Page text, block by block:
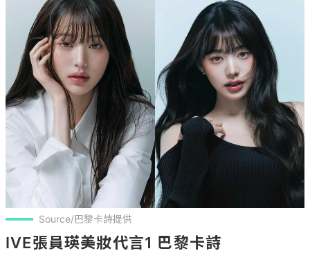
Source/巴黎卡詩提供
IVE張員瑛美妝代言1 巴黎卡詩